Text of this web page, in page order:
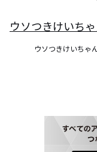
ウソつきけいち
ウソつきけいちゃ